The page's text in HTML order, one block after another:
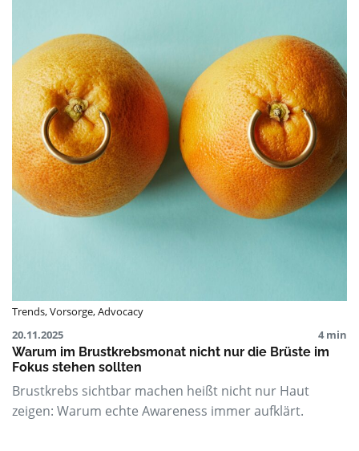
Trends,Vorsorge,Advocacy
20.11.2025
4 min
Warum im Brustkrebsmonat nicht nur die Brüste im
Fokus stehen sollten
Brustkrebs sichtbar machen heißt nicht nur Haut
zeigen: Warum echte Awareness immer aufklärt.